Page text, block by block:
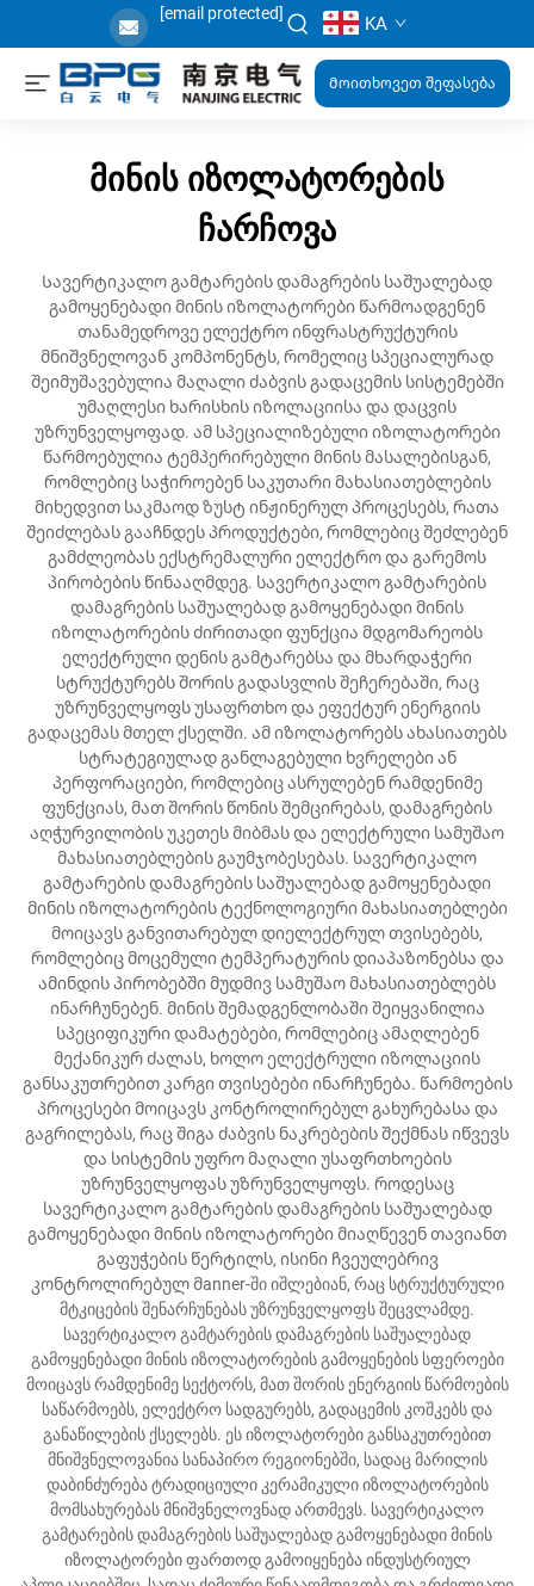
[email protected] KA
Მოითხოვეთ შეფასება
მინის იზოლატორების
ჩარჩოვა
Სავერტიკალო გამტარების დამაგრების საშუალებად
გამოყენებადი მინის იზოლატორები წარმოადგენენ
თანამედროვე ელექტრო ინფრასტრუქტურის
მნიშვნელოვან კომპონენტს, რომელიც სპეციალურად
შეიმუშავებულია მაღალი ძაბვის გადაცემის სისტემებში
უმაღლესი ხარისხის იზოლაციისა და დაცვის
უზრუნველყოფად. ამ სპეციალიზებული იზოლატორები
წარმოებულია ტემპერირებული მინის მასალებისგან,
რომლებიც საჭიროებენ საკუთარი მახასიათებლების
მიხედვით საკმაოდ ზუსტ ინჟინერულ პროცესებს, რათა
შეიძლებას გააჩნდეს პროდუქტები, რომლებიც შეძლებენ
გამძლეობას ექსტრემალური ელექტრო და გარემოს
პირობების წინააღმდეგ. სავერტიკალო გამტარების
დამაგრების საშუალებად გამოყენებადი მინის
იზოლატორების ძირითადი ფუნქცია მდგომარეობს
ელექტრული დენის გამტარებსა და მხარდაჭერი
სტრუქტურებს შორის გადასვლის შეჩერებაში, რაც
უზრუნველყოფს უსაფრთხო და ეფექტურ ენერგიის
გადაცემას მთელ ქსელში. ამ იზოლატორებს ახასიათებს
სტრატეგიულად განლაგებული ხვრელები ან
პერფორაციები, რომლებიც ასრულებენ რამდენიმე
ფუნქციას, მათ შორის წონის შემცირებას, დამაგრების
აღჭურვილობის უკეთეს მიბმას და ელექტრული სამუშაო
მახასიათებლების გაუმჯობესებას. სავერტიკალო
გამტარების დამაგრების საშუალებად გამოყენებადი
მინის იზოლატორების ტექნოლოგიური მახასიათებლები
მოიცავს განვითარებულ დიელექტრულ თვისებებს,
რომლებიც მოცემული ტემპერატურის დიაპაზონებსა და
ამინდის პირობებში მუდმივ სამუშაო მახასიათებლებს
ინარჩუნებენ. მინის შემადგენლობაში შეიყვანილია
სპეციფიკური დამატებები, რომლებიც ამაღლებენ
მექანიკურ ძალას, ხოლო ელექტრული იზოლაციის
განსაკუთრებით კარგი თვისებები ინარჩუნება. წარმოების
პროცესები მოიცავს კონტროლირებულ გახურებასა და
გაგრილებას, რაც შიგა ძაბვის ნაკრებების შექმნას იწვევს
და სისტემის უფრო მაღალი უსაფრთხოების
უზრუნველყოფას უზრუნველყოფს. როდესაც
სავერტიკალო გამტარების დამაგრების საშუალებად
გამოყენებადი მინის იზოლატორები მიაღწევენ თავიანთ
გაფუჭების წერტილს, ისინი ჩვეულებრივ
კონტროლირებულ მanner-ში იშლებიან, რაც სტრუქტურული
მტკიცების შენარჩუნებას უზრუნველყოფს შეცვლამდე.
სავერტიკალო გამტარების დამაგრების საშუალებად
გამოყენებადი მინის იზოლატორების გამოყენების სფეროები
მოიცავს რამდენიმე სექტორს, მათ შორის ენერგიის წარმოების
საწარმოებს, ელექტრო სადგურებს, გადაცემის კოშკებს და
განაწილების ქსელებს. ეს იზოლატორები განსაკუთრებით
მნიშვნელოვანია სანაპირო რეგიონებში, სადაც მარილის
დაბინძურება ტრადიციული კერამიკული იზოლატორების
მომსახურებას მნიშვნელოვნად ართმევს. სავერტიკალო
გამტარების დამაგრების საშუალებად გამოყენებადი მინის
იზოლატორები ფართოდ გამოიყენება ინდუსტრიულ